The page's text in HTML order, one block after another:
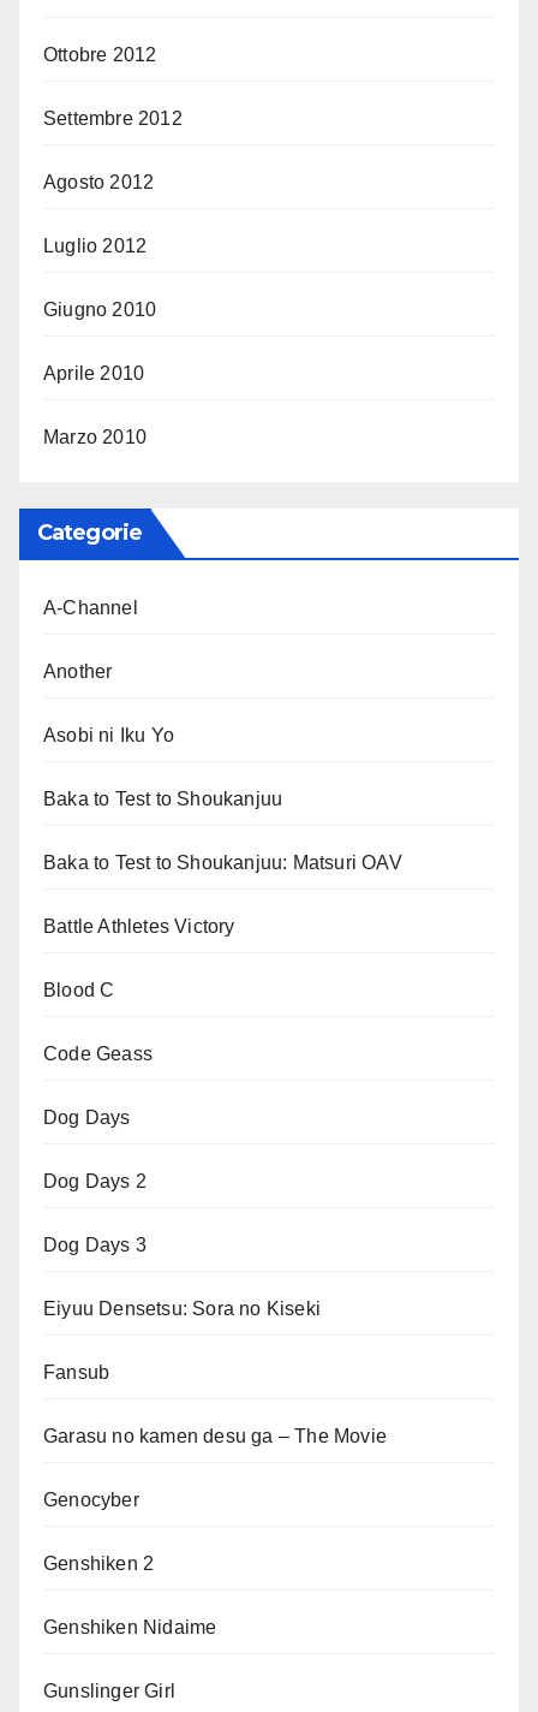
Ottobre 2012
Settembre 2012
Agosto 2012
Luglio 2012
Giugno 2010
Aprile 2010
Marzo 2010
Categorie
A-Channel
Another
Asobi ni Iku Yo
Baka to Test to Shoukanjuu
Baka to Test to Shoukanjuu: Matsuri OAV
Battle Athletes Victory
Blood C
Code Geass
Dog Days
Dog Days 2
Dog Days 3
Eiyuu Densetsu: Sora no Kiseki
Fansub
Garasu no kamen desu ga – The Movie
Genocyber
Genshiken 2
Genshiken Nidaime
Gunslinger Girl